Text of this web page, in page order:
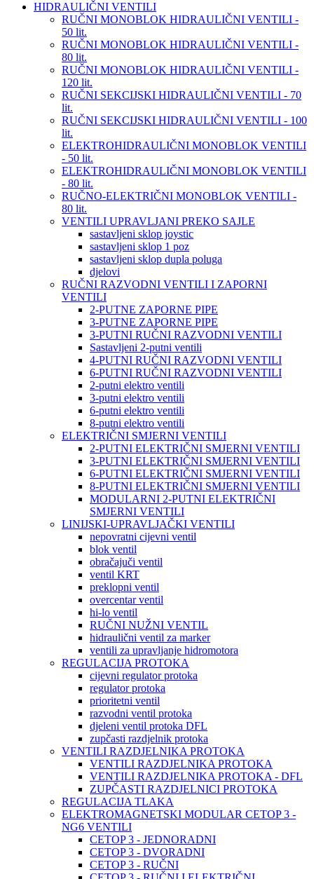
HIDRAULIČNI VENTILI
RUČNI MONOBLOK HIDRAULIČNI VENTILI -
50 lit.
RUČNI MONOBLOK HIDRAULIČNI VENTILI -
80 lit.
RUČNI MONOBLOK HIDRAULIČNI VENTILI -
120 lit.
RUČNI SEKCIJSKI HIDRAULIČNI VENTILI - 70
lit.
RUČNI SEKCIJSKI HIDRAULIČNI VENTILI - 100
lit.
ELEKTROHIDRAULIČNI MONOBLOK VENTILI
- 50 lit.
ELEKTROHIDRAULIČNI MONOBLOK VENTILI
- 80 lit.
RUČNO-ELEKTRIČNI MONOBLOK VENTILI -
80 lit.
VENTILI UPRAVLJANI PREKO SAJLE
sastavljeni sklop joystic
sastavljeni sklop 1 poz
sastavljeni sklop dupla poluga
djelovi
RUČNI RAZVODNI VENTILI I ZAPORNI
VENTILI
2-PUTNE ZAPORNE PIPE
3-PUTNE ZAPORNE PIPE
3-PUTNI RUČNI RAZVODNI VENTILI
Sastavljeni 2-putni ventili
4-PUTNI RUČNI RAZVODNI VENTILI
6-PUTNI RUČNI RAZVODNI VENTILI
2-putni elektro ventili
3-putni elektro ventili
6-putni elektro ventili
8-putni elektro ventili
ELEKTRIČNI SMJERNI VENTILI
2-PUTNI ELEKTRIČNI SMJERNI VENTILI
3-PUTNI ELEKTRIČNI SMJERNI VENTILI
6-PUTNI ELEKTRIČNI SMJERNI VENTILI
8-PUTNI ELEKTRIČNI SMJERNI VENTILI
MODULARNI 2-PUTNI ELEKTRIČNI
SMJERNI VENTILI
LINIJSKI-UPRAVLJAČKI VENTILI
nepovratni cijevni ventil
blok ventil
obračajuči ventil
ventil KRT
preklopni ventil
overcentar ventil
hi-lo ventil
RUČNI NUŽNI VENTIL
hidraulični ventil za marker
ventili za upravljanje hidromotora
REGULACIJA PROTOKA
cijevni regulator protoka
regulator protoka
prioritetni ventil
razvodni ventil protoka
djeleni ventil protoka DFL
zupčasti razdjelnik protoka
VENTILI RAZDJELNIKA PROTOKA
VENTILI RAZDJELNIKA PROTOKA
VENTILI RAZDJELNIKA PROTOKA - DFL
ZUPČASTI RAZDJELNICI PROTOKA
REGULACIJA TLAKA
ELEKTROMAGNETSKI MODULAR CETOP 3 -
NG6 VENTILI
CETOP 3 - JEDNORADNI
CETOP 3 - DVORADNI
CETOP 3 - RUČNI